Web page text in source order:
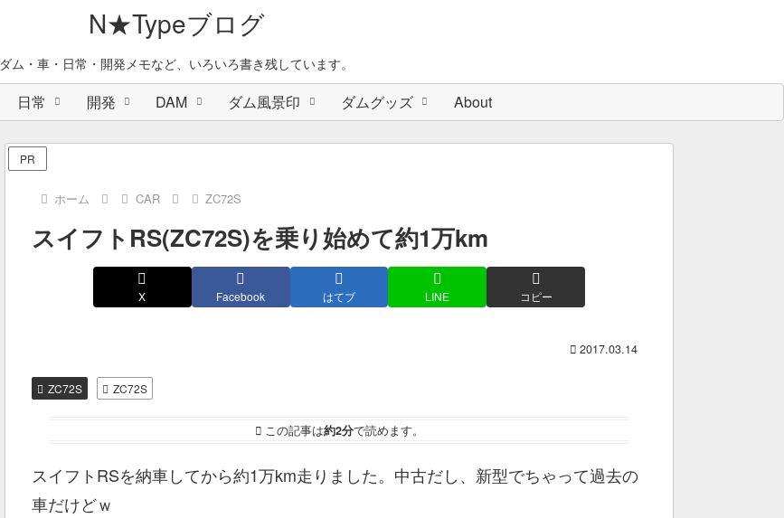
N★Typeブログ
ダム・車・日常・開発メモなど、いろいろ書き残しています。
日常 開発 DAM ダム風景印 ダムグッズ About
PR
ホーム CAR ZC72S
スイフトRS(ZC72S)を乗り始めて約1万km
X Facebook はてブ LINE コピー
2017.03.14
ZC72S ZC72S
この記事は約2分で読めます。
スイフトRSを納車してから約1万km走りました。中古だし、新型でちゃって過去の
車だけどｗ